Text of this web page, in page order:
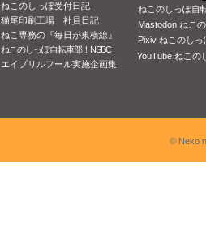
ねこのしっぽ受付日記
猫尾印刷工場 社員日記
ねこ専務の『毎日が東横線』
ねこのしっぽ自転車部！NSBC
エイプリルフール実施企画集
ねこのしっぽ自
Mastodon ねこ
Pixiv ねこのしっ
YouTube ねこの
© Neko